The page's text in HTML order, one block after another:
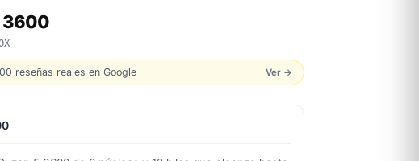
3600
reseñas reales en Google Ver →